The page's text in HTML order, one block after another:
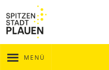
MENÜ